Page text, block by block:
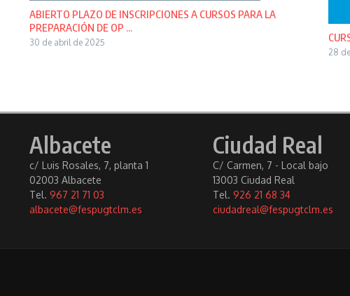
ABIERTO PLAZO DE INSCRIPCIONES A CURSOS PARA LA
PREPARACIÓN DE OP ...
30 de abril de 2025
28
Albacete
c/ Luis Rosales, 7, planta 1
02003 Albacete
Tel. 967 21 71 03
albacete@fespugtclm.es
Ciudad Real
C/ Carmen, 7 - Local bajo
13003 Ciudad Real
Tel. 926 21 68 34
ciudadreal@fespugtclm.es